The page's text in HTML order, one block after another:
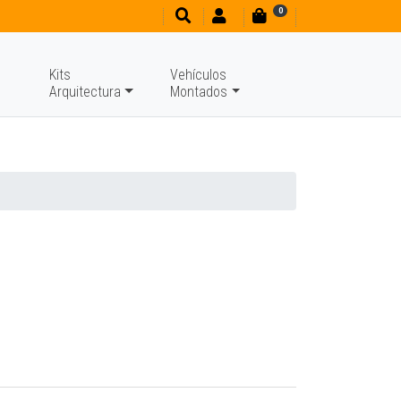
0
Kits
Arquitectura
Vehículos
Montados